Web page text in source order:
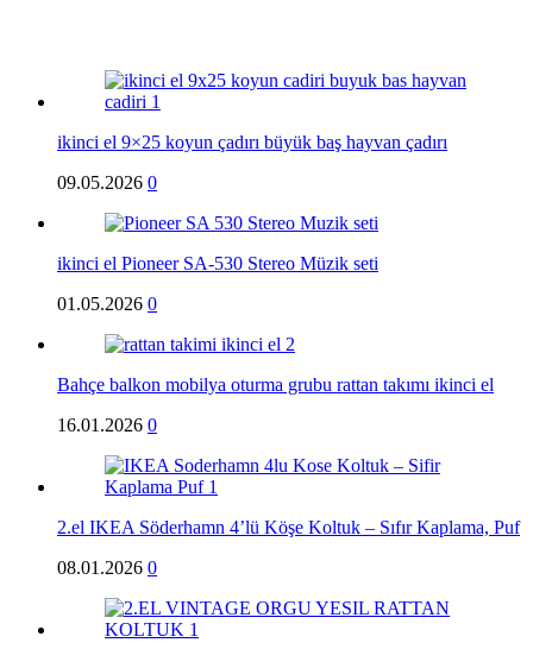
ikinci el 9×25 koyun çadırı büyük baş hayvan çadırı
09.05.2026 0
ikinci el Pioneer SA-530 Stereo Müzik seti
01.05.2026 0
Bahçe balkon mobilya oturma grubu rattan takımı ikinci el
16.01.2026 0
2.el IKEA Söderhamn 4’lü Köşe Koltuk – Sıfır Kaplama, Puf
08.01.2026 0